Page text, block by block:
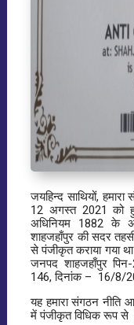
जयहिन्द साथियों,
12 अगस्त 2021 को
अधिनियम 1882 के
शाहजहाँपुर की सदर
से पंजीकृत कराया गया
जनपद शाहजहाँपुर
146, दिनांक – 16/8/
यह हमारा संगठन नीति
में पंजीकृत विधिक रूप से